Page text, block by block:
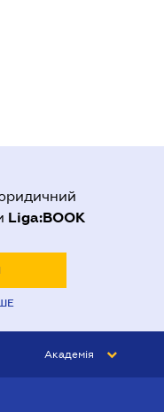
Liga:BOOK
Академія